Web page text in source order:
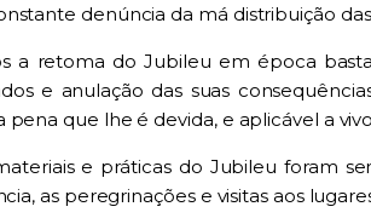
denúncia da má distribuição
a retoma do Jubileu em época
e anulação das suas
que lhe é devida, e aplicável a
e práticas do Jubileu foram
as peregrinações e visitas aos